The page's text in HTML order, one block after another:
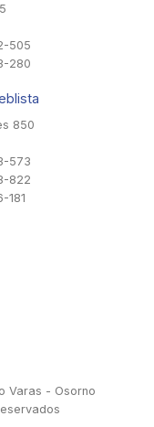
505
280
850
573
822
181
Varas - Osorno